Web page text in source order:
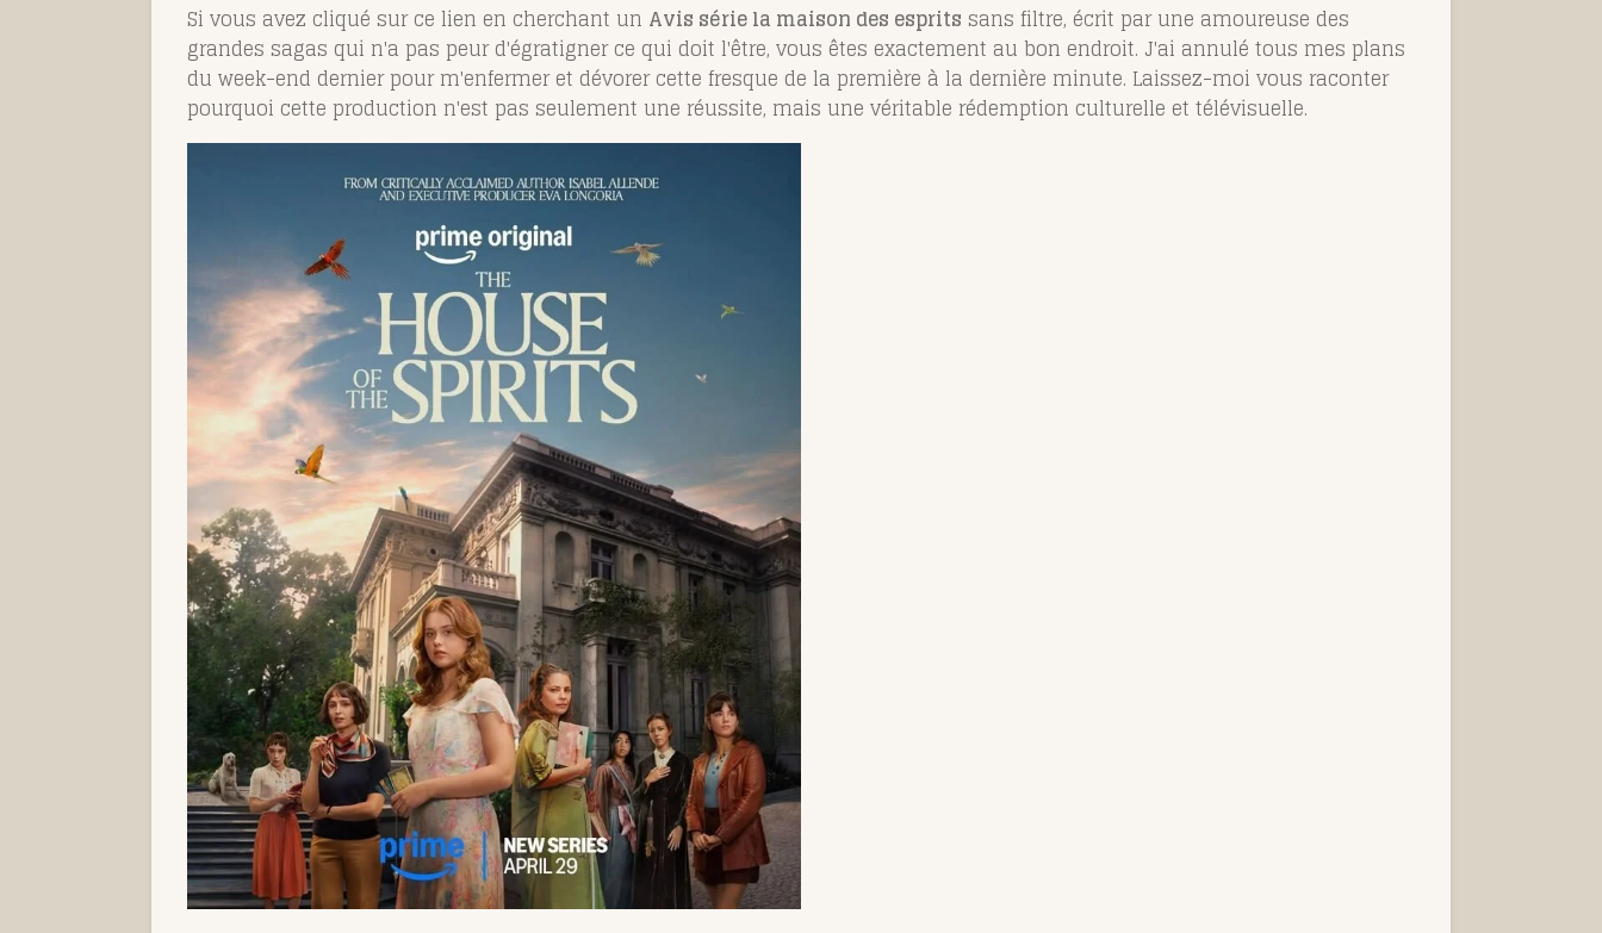
Si vous avez cliqué sur ce lien en cherchant un Avis série la maison des esprits sans filtre, écrit par une amoureuse des
grandes sagas qui n'a pas peur d'égratigner ce qui doit l'être, vous êtes exactement au bon endroit. J'ai annulé tous mes plans
du week-end dernier pour m'enfermer et dévorer cette fresque de la première à la dernière minute. Laissez-moi vous raconter
pourquoi cette production n'est pas seulement une réussite, mais une véritable rédemption culturelle et télévisuelle.